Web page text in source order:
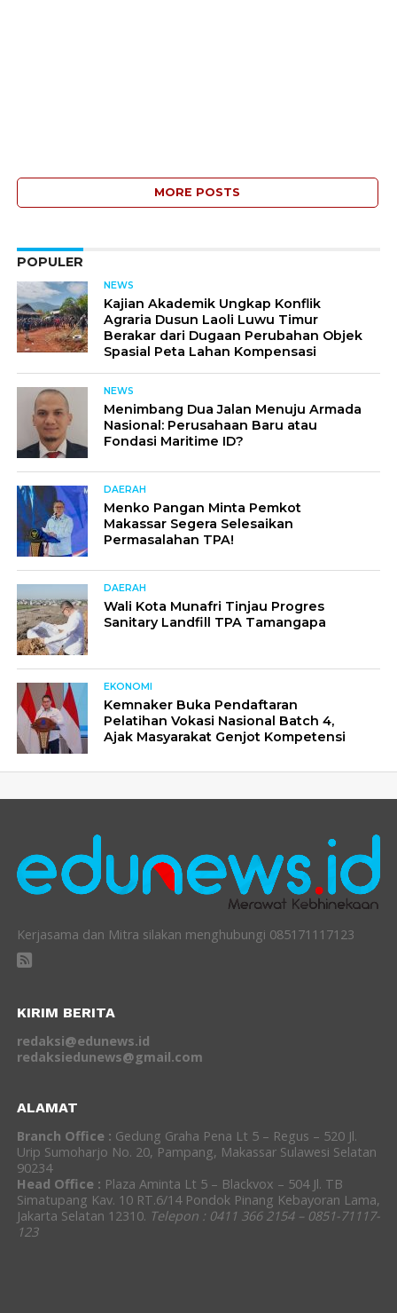
MORE POSTS
POPULER
NEWS
Kajian Akademik Ungkap Konflik
Agraria Dusun Laoli Luwu Timur
Berakar dari Dugaan Perubahan Objek
Spasial Peta Lahan Kompensasi
NEWS
Menimbang Dua Jalan Menuju Armada
Nasional: Perusahaan Baru atau
Fondasi Maritime ID?
DAERAH
Menko Pangan Minta Pemkot
Makassar Segera Selesaikan
Permasalahan TPA!
DAERAH
Wali Kota Munafri Tinjau Progres
Sanitary Landfill TPA Tamangapa
EKONOMI
Kemnaker Buka Pendaftaran
Pelatihan Vokasi Nasional Batch 4,
Ajak Masyarakat Genjot Kompetensi
Kerjasama dan Mitra silakan menghubungi 085171117123
KIRIM BERITA
redaksi@edunews.id
redaksiedunews@gmail.com
ALAMAT
Branch Office : Gedung Graha Pena Lt 5 – Regus – 520 Jl.
Urip Sumoharjo No. 20, Pampang, Makassar Sulawesi Selatan
90234
Head Office : Plaza Aminta Lt 5 – Blackvox – 504 Jl. TB
Simatupang Kav. 10 RT.6/14 Pondok Pinang Kebayoran Lama,
Jakarta Selatan 12310. Telepon : 0411 366 2154 – 0851-71117-
123